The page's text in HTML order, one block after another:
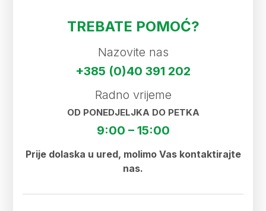
TREBATE POMOĆ?
Nazovite nas
+385 (0)40 391 202
Radno vrijeme
OD PONEDJELJKA DO PETKA
9:00 – 15:00
Prije dolaska u ured, molimo Vas kontaktirajte
nas.